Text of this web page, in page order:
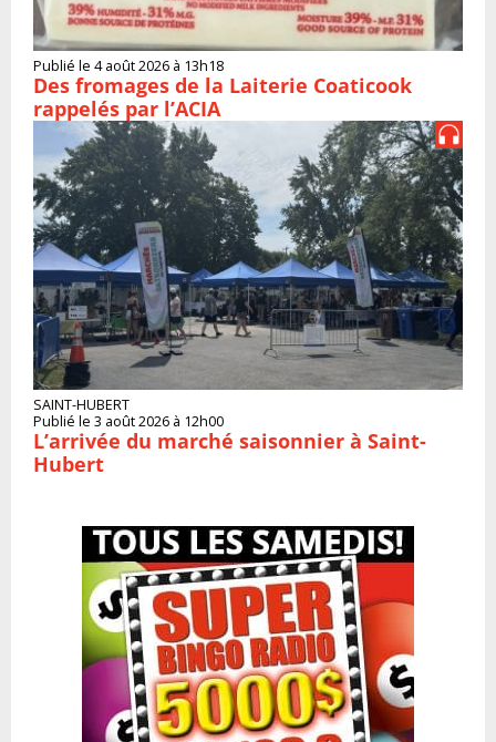
Publié le 4 août 2026 à 13h18
Des fromages de la Laiterie Coaticook
rappelés par l’ACIA
SAINT-HUBERT
Publié le 3 août 2026 à 12h00
L’arrivée du marché saisonnier à Saint-
Hubert